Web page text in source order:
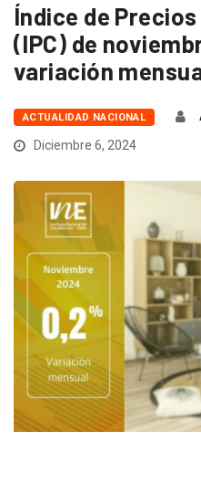
Índice de
(IPC) de
variación
ACTUALIDAD NACIONAL
Diciembre 6, 2024